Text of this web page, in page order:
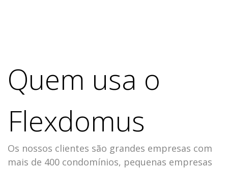
Quem usa o
Flexdomus
Os nossos clientes são grandes empresas com
mais de 400 condomínios, pequenas empresas